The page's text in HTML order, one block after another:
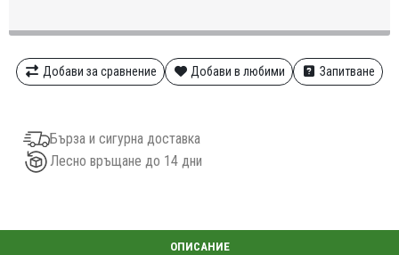
Добави за сравнение Добави в любими Запитване
Бърза и сигурна доставка
Лесно връщане до 14 дни